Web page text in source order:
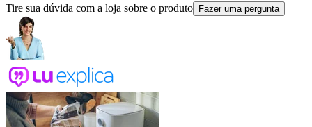
Tire sua dúvida com a loja sobre o produto Fazer uma pergunta